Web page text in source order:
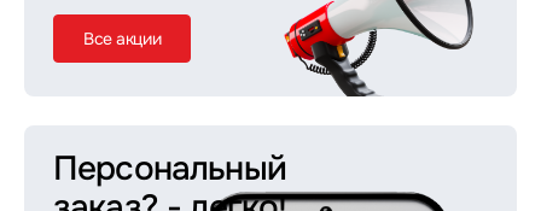
Все акции
Персональный